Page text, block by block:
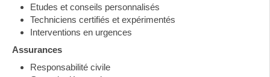
Etudes et conseils personnalisés
Techniciens certifiés et expérimentés
Interventions en urgences
Assurances
Responsabilité civile